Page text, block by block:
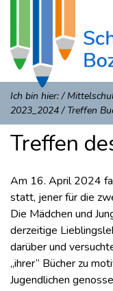
Ich bin hier:/
2023_2024/ Treffen
Treffen
Am 16. April 2024
statt, jener für die
Die Mädchen und
derzeitige
darüber und
„ihrer“ Bücher zu
Jugendlichen